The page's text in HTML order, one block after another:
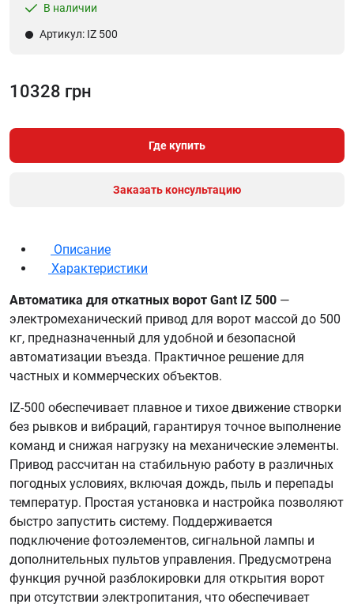
В наличии
Артикул: IZ 500
10328 грн
Где купить
Заказать консультацию
Описание
Характеристики
Автоматика для откатных ворот Gant IZ 500 —
электромеханический привод для ворот массой до 500
кг, предназначенный для удобной и безопасной
автоматизации въезда. Практичное решение для
частных и коммерческих объектов.
IZ-500 обеспечивает плавное и тихое движение створки
без рывков и вибраций, гарантируя точное выполнение
команд и снижая нагрузку на механические элементы.
Привод рассчитан на стабильную работу в различных
погодных условиях, включая дождь, пыль и перепады
температур. Простая установка и настройка позволяют
быстро запустить систему. Поддерживается
подключение фотоэлементов, сигнальной лампы и
дополнительных пультов управления. Предусмотрена
функция ручной разблокировки для открытия ворот
при отсутствии электропитания, что обеспечивает